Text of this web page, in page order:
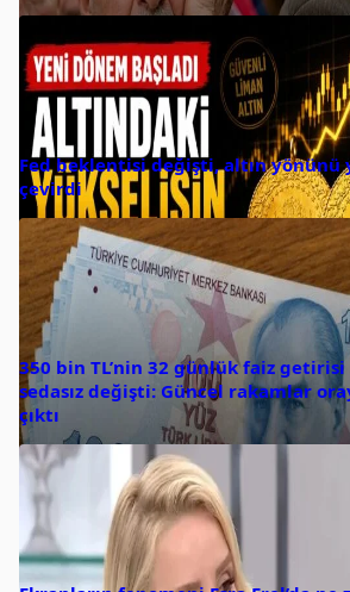
Fed beklentisi değişti, altın yönünü
çevirdi
350 bin TL’nin 32 günlük faiz getirisi
sedasız değişti: Güncel rakamlar
çıktı